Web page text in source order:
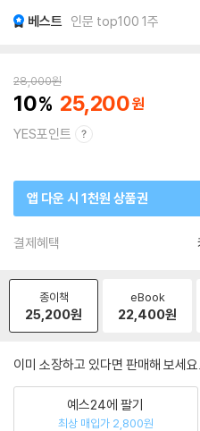
베스트 인문 top100 1주
28,000원
10 25,200
YES포인트
앱 다운 시 1천원 상품권
결제혜택
종이책
25,200원
eBook
22,400원
이미 소장하고 있다면 판매해 보세요.
예스24에 팔기
최상 매입가 2,800원